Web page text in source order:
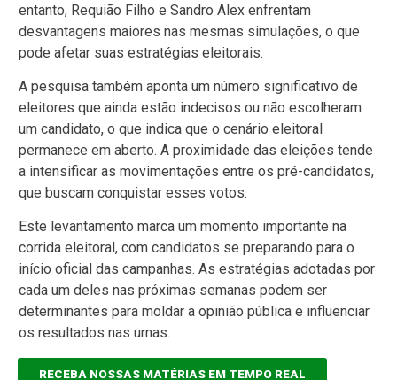
entanto, Requião Filho e Sandro Alex enfrentam
desvantagens maiores nas mesmas simulações, o que
pode afetar suas estratégias eleitorais.
A pesquisa também aponta um número significativo de
eleitores que ainda estão indecisos ou não escolheram
um candidato, o que indica que o cenário eleitoral
permanece em aberto. A proximidade das eleições tende
a intensificar as movimentações entre os pré-candidatos,
que buscam conquistar esses votos.
Este levantamento marca um momento importante na
corrida eleitoral, com candidatos se preparando para o
início oficial das campanhas. As estratégias adotadas por
cada um deles nas próximas semanas podem ser
determinantes para moldar a opinião pública e influenciar
os resultados nas urnas.
RECEBA NOSSAS MATÉRIAS EM TEMPO REAL